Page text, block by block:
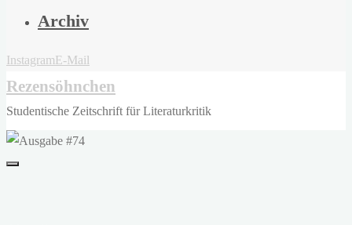
Archiv
InstagramE-Mail
Rezensöhnchen
Studentische Zeitschrift für Literaturkritik